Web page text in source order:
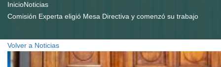
InicioNoticias
Comisión Experta eligió Mesa Directiva y comenzó su trabajo
Volver a Noticias